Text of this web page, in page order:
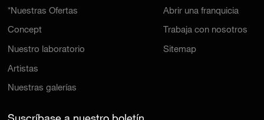
*Nuestras Ofertas
Concept
Nuestro laboratorio
Artistas
Nuestras galerías
Abrir una franquicia
Trabaja con nosotros
Sitemap